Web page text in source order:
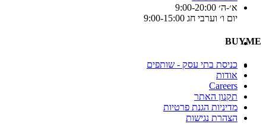
א׳-ה׳ 9:00-20:00
יום ו׳ וערבי חג 9:00-15:00
BUYME
כניסת בתי עסק - שותפים
אודות
Careers
תקנון האתר
מדיניות הגנת פרטיות
הצהרת נגישות